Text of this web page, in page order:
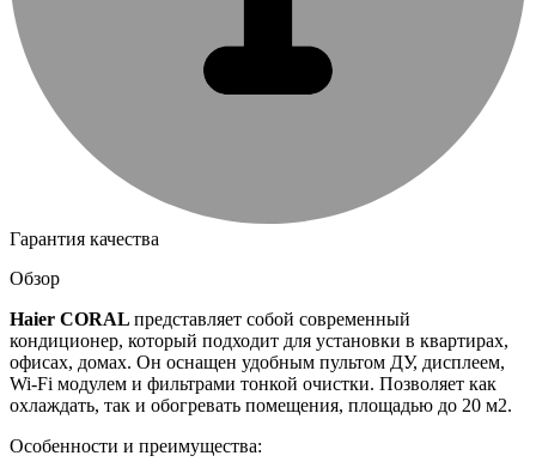
Гарантия качества
Обзор
Haier CORAL представляет собой современный
кондиционер, который подходит для установки в квартирах,
офисах, домах. Он оснащен удобным пультом ДУ, дисплеем,
Wi-Fi модулем и фильтрами тонкой очистки. Позволяет как
охлаждать, так и обогревать помещения, площадью до 20 м2.
Особенности и преимущества: